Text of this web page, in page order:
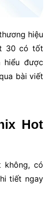
hiệu
30 có tốt
hiểu được
bài viết
Hot
không, có
tiết ngay